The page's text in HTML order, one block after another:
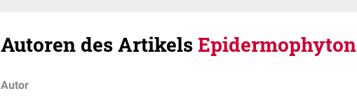
Autoren des ArtikelsEpidermophyton
Autor